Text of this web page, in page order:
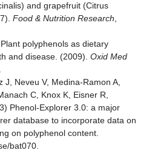
and grapefruit (Citrus
Food & Nutrition Research,
polyphenols as dietary
and disease. (2009). Oxid Med
J, Neveu V, Medina-Ramon A,
C, Knox K, Eisner R,
Phenol-Explorer 3.0: a major
database to incorporate data on
on polyphenol content.
bat070.